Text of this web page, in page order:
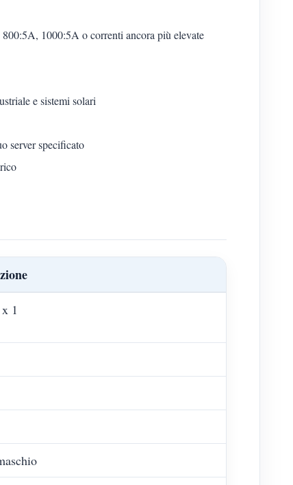
1000:5A o correnti ancora più elevate
e sistemi solari
server specificato
1